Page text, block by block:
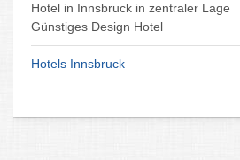
Hotel in Innsbruck in zentraler Lage
Günstiges Design Hotel
Hotels Innsbruck